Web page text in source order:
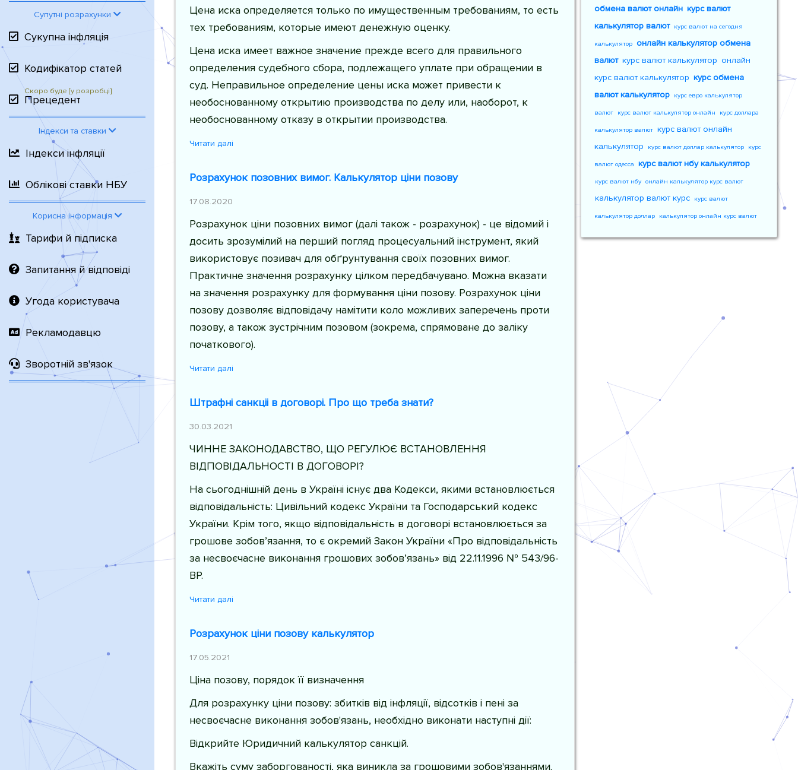
Супутні розрахунки
Сукупна інфляція
Кодифікатор статей
Прецедент
Індекси та ставки
Індекси інфляції
Облікові ставки НБУ
Корисна інформація
Тарифи й підписка
Запитання й відповіді
Угода користувача
Рекламодавцю
Зворотній зв'язок
Цена иска определяется только по имущественным требованиям, то есть
тех требованиям, которые имеют денежную оценку.
Цена иска имеет важное значение прежде всего для правильного
определения судебного сбора, подлежащего уплате при обращении в
суд. Неправильное определение цены иска может привести к
необоснованному открытию производства по делу или, наоборот, к
необоснованному отказу в открытии производства.
Читати далі
Розрахунок позовних вимог. Калькулятор ціни позову
17.08.2020
Розрахунок ціни позовних вимог (далі також - розрахунок) - це відомий і
досить зрозумілий на перший погляд процесуальний інструмент, який
використовує позивач для обґрунтування своїх позовних вимог.
Практичне значення розрахунку цілком передбачувано. Можна вказати
на значення розрахунку для формування ціни позову. Розрахунок ціни
позову дозволяє відповідачу намітити коло можливих заперечень проти
позову, а також зустрічним позовом (зокрема, спрямоване до заліку
початкового).
Читати далі
Штрафні санкціі в договорі. Про що треба знати?
30.03.2021
ЧИННЕ ЗАКОНОДАВСТВО, ЩО РЕГУЛЮЄ ВСТАНОВЛЕННЯ
ВІДПОВІДАЛЬНОСТІ В ДОГОВОРІ?
На сьогоднішній день в Україні існує два Кодекси, якими встановлюється
відповідальність: Цивільний кодекс України та Господарський кодекс
України. Крім того, якщо відповідальність в договорі встановлюється за
грошове зобов’язання, то є окремий Закон України «Про відповідальність
за несвоєчасне виконання грошових зобов’язань» від 22.11.1996 № 543/96-
ВР.
Читати далі
Розрахунок ціни позову калькулятор
17.05.2021
Ціна позову, порядок її визначення
Для розрахунку ціни позову: збитків від інфляції, відсотків і пені за
несвоєчасне виконання зобов'язань, необхідно виконати наступні дії:
Відкрийте Юридичний калькулятор санкцій.
Вкажіть суму заборгованості, яка виникла за грошовими зобов'язаннями.
обмена валют онлайн курс валют
калькулятор валют
курс валют на сегодня
калькулятор онлайн калькулятор обмена
валют курс валют калькулятор онлайн
курс валют калькулятор курс обмена
валют калькулятор
курс евро калькулятор
валют курс валют калькулятор онлайн курс доллара
калькулятор валют курс валют онлайн
калькулятор
курс валют доллар калькулятор курс
валют одесса курс валют нбу калькулятор
курс валют нбу онлайн калькулятор курс валют
калькулятор валют курс курс валют
калькулятор доллар калькулятор онлайн курс валют